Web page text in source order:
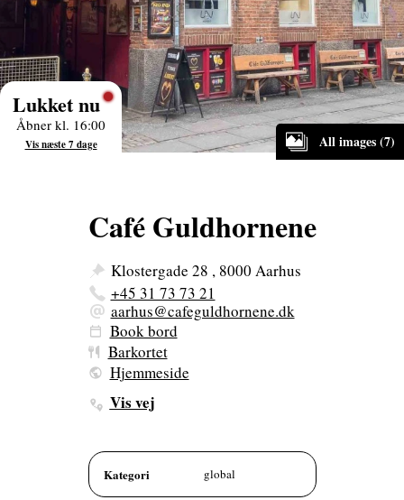
All images (7)
Lukket nu
Åbner kl. 16:00
Vis næste 7 dage
Café Guldhornene
Klostergade 28 , 8000 Aarhus
+45 31 73 73 21
aarhus@cafeguldhornene.dk
Book bord
Barkortet
Hjemmeside
Vis vej
Kategori global